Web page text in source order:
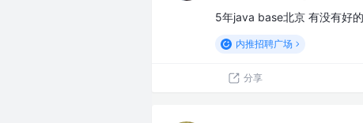
5年java base北京 有没有好
内推招聘广场
分享